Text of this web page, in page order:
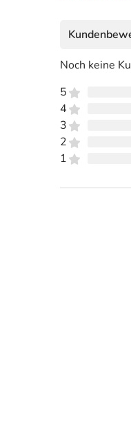
Noch keine
5
4
3
2
1